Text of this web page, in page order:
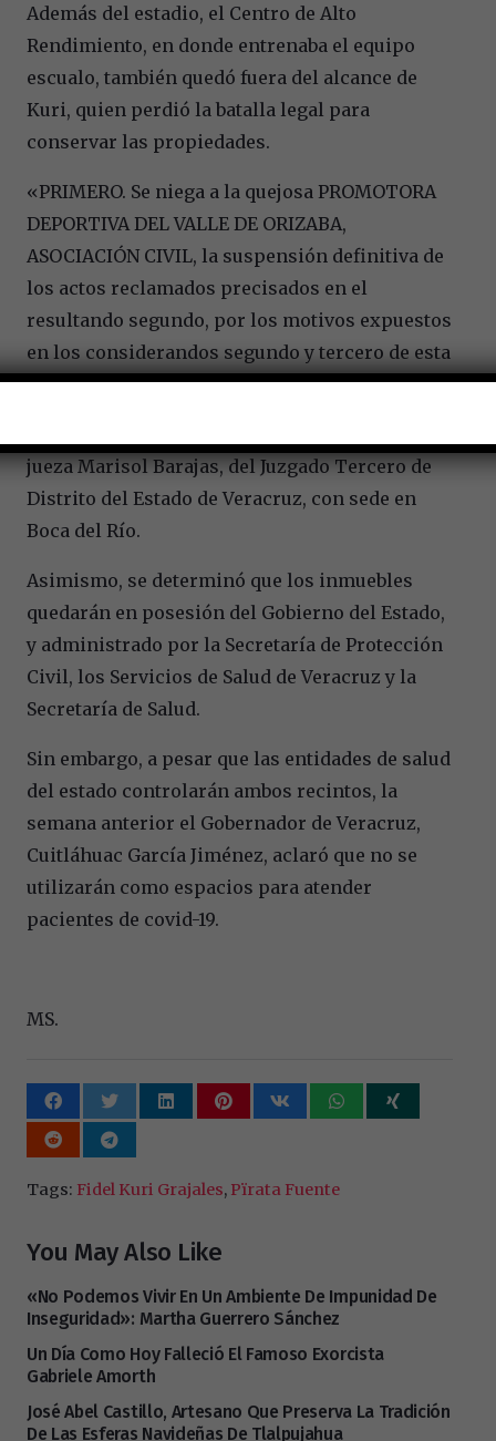
Además del estadio, el Centro de Alto
Rendimiento, en donde entrenaba el equipo
escualo, también quedó fuera del alcance de
Kuri, quien perdió la batalla legal para
conservar las propiedades.
«PRIMERO. Se niega a la quejosa PROMOTORA
DEPORTIVA DEL VALLE DE ORIZABA,
ASOCIACIÓN CIVIL, la suspensión definitiva de
los actos reclamados precisados en el
resultando segundo, por los motivos expuestos
en los considerandos segundo y tercero de esta
interlocutoria.»
jueza Marisol Barajas, del Juzgado Tercero de
Distrito del Estado de Veracruz, con sede en
Boca del Río.
Asimismo, se determinó que los inmuebles
quedarán en posesión del Gobierno del Estado,
y administrado por la Secretaría de Protección
Civil, los Servicios de Salud de Veracruz y la
Secretaría de Salud.
Sin embargo, a pesar que las entidades de salud
del estado controlarán ambos recintos, la
semana anterior el Gobernador de Veracruz,
Cuitláhuac García Jiménez, aclaró que no se
utilizarán como espacios para atender
pacientes de covid-19.
MS.
Tags: Fidel Kuri Grajales, Pïrata Fuente
You May Also Like
«No Podemos Vivir En Un Ambiente De Impunidad De
Inseguridad»: Martha Guerrero Sánchez
Un Día Como Hoy Falleció El Famoso Exorcista
Gabriele Amorth
José Abel Castillo, Artesano Que Preserva La Tradición
De Las Esferas Navideñas De Tlalpujahua